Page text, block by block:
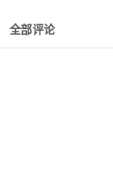
全部评论